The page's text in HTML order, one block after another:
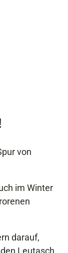
von
im Winter
darauf,
Leutasch